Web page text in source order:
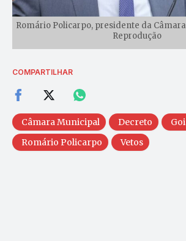
Romário Policarpo, presidente da
Reprodução
COMPARTILHAR
Câmara Municipal Decreto
Romário Policarpo
Vetos